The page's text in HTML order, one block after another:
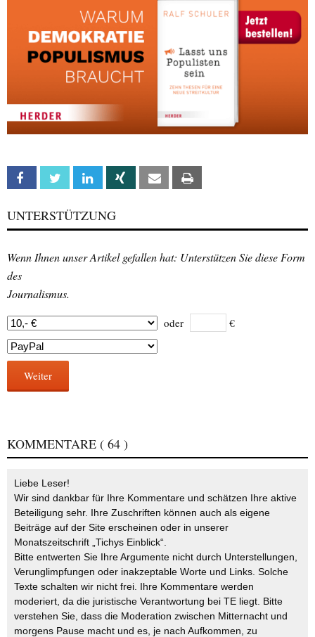
Facebook Twitter Linkedin Xing Email
UNTERSTÜTZUNG
Wenn Ihnen unser Artikel gefallen hat: Unterstützen Sie diese Form
des
Journalismus.
oder €
Weiter
KOMMENTARE ( 64 )
Liebe Leser!
Wir sind dankbar für Ihre Kommentare und schätzen Ihre aktive
Beteiligung sehr. Ihre Zuschriften können auch als eigene
Beiträge auf der Site erscheinen oder in unserer
Monatszeitschrift „Tichys Einblick“.
Bitte entwerten Sie Ihre Argumente nicht durch Unterstellungen,
Verunglimpfungen oder inakzeptable Worte und Links. Solche
Texte schalten wir nicht frei. Ihre Kommentare werden
moderiert, da die juristische Verantwortung bei TE liegt. Bitte
verstehen Sie, dass die Moderation zwischen Mitternacht und
morgens Pause macht und es, je nach Aufkommen, zu